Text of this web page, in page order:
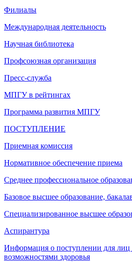
Филиалы
Международная деятельность
Научная библиотека
Профсоюзная организация
Пресс-служба
МПГУ в рейтингах
Программа развития МПГУ
ПОСТУПЛЕНИЕ
Приемная комиссия
Нормативное обеспечение приема
Среднее профессиональное
Базовое высшее образование,
Специализированное высшее
Аспирантура
Информация о поступлении для
возможностями здоровья